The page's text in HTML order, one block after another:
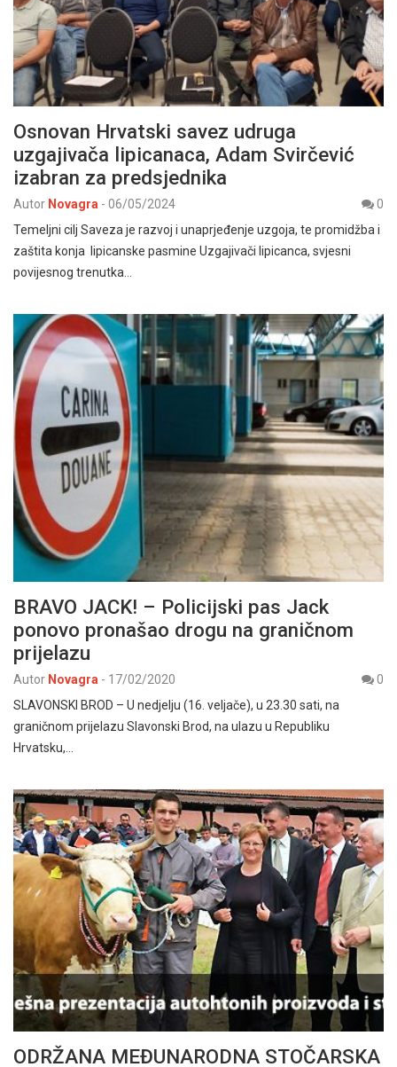
Osnovan Hrvatski savez udruga
uzgajivača lipicanaca, Adam Svirčević
izabran za predsjednika
Autor Novagra - 06/05/2024
0
Temeljni cilj Saveza je razvoj i unaprjeđenje uzgoja, te promidžba i
zaštita konja lipicanske pasmine Uzgajivači lipicanca, svjesni
povijesnog trenutka…
BRAVO JACK! – Policijski pas Jack
ponovo pronašao drogu na graničnom
prijelazu
Autor Novagra - 17/02/2020
0
SLAVONSKI BROD – U nedjelju (16. veljače), u 23.30 sati, na
graničnom prijelazu Slavonski Brod, na ulazu u Republiku
Hrvatsku,…
ODRŽANA MEĐUNARODNA STOČARSKA